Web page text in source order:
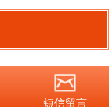
短信留言